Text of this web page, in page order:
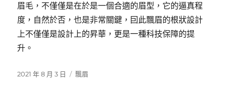
眉毛，不僅僅是在於是一個合適的眉型，它的逼真程
度，自然於否，也是非常關鍵，囙此飄眉的根狀設計
上不僅僅是設計上的昇華，更是一種科技保障的提
升。
發
2021 年 8 月 3 日
分
飄眉